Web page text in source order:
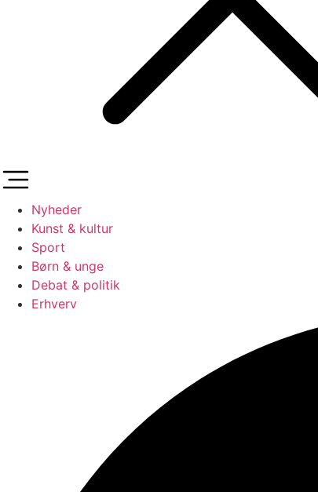
Nyheder
Kunst & kultur
Sport
Børn & unge
Debat & politik
Erhverv